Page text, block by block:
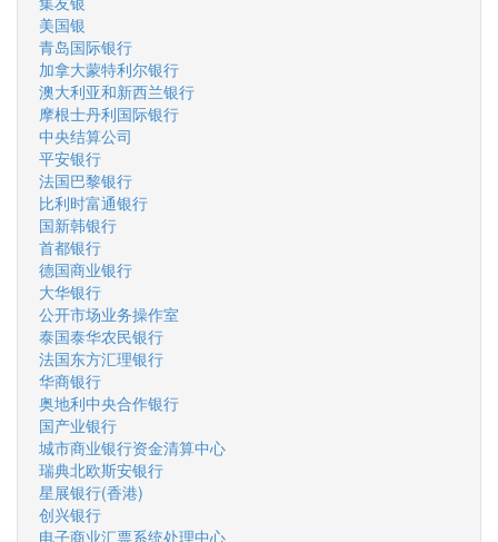
美国银
青岛国际银行
加拿大蒙特利尔银行
澳大利亚和新西兰银行
摩根士丹利国际银行
中央结算公司
平安银行
法国巴黎银行
比利时富通银行
国新韩银行
首都银行
德国商业银行
大华银行
公开市场业务操作室
泰国泰华农民银行
法国东方汇理银行
华商银行
奥地利中央合作银行
国产业银行
城市商业银行资金清算中心
瑞典北欧斯安银行
星展银行(香港)
创兴银行
电子商业汇票系统处理中心